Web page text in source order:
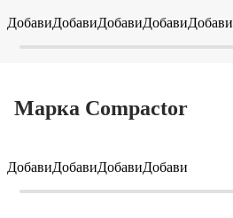
ДобавиДобавиДобавиДобавиДобави
Марка Compactor
ДобавиДобавиДобавиДобави